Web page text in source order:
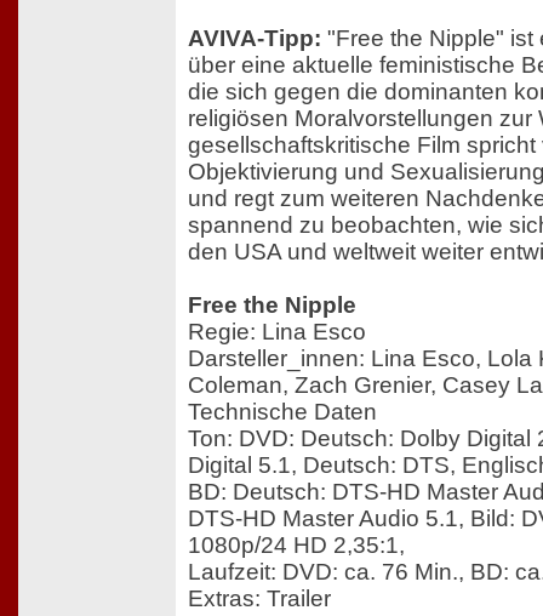
AVIVA-Tipp: "Free the Nipple" ist
über eine aktuelle feministische
die sich gegen die dominanten
religiösen Moralvorstellungen zur
gesellschaftskritische Film
Objektivierung und
und regt zum weiteren
spannend zu beobachten, wie
den USA und weltweit weiter
Free the Nipple
Regie: Lina Esco
Darsteller_innen: Lina Esco, Lola
Coleman, Zach Grenier, Casey
Technische Daten
Ton: DVD: Deutsch: Dolby Digital
Digital 5.1, Deutsch: DTS,
BD: Deutsch: DTS-HD Master
DTS-HD Master Audio 5.1, Bild:
1080p/24 HD 2,35:1,
Laufzeit: DVD: ca. 76 Min., BD:
Extras: Trailer